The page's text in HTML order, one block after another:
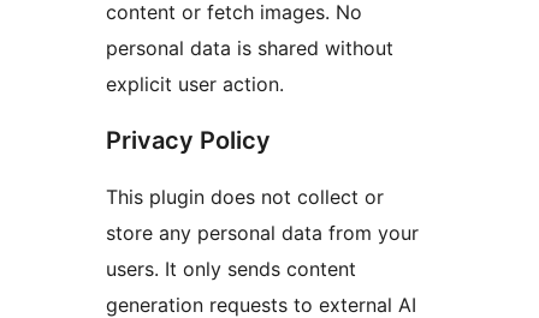
content or fetch images. No
personal data is shared without
explicit user action.
Privacy Policy
This plugin does not collect or
store any personal data from your
users. It only sends content
generation requests to external AI